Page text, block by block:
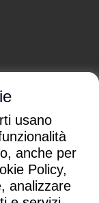
usano
anche per
Policy,
analizzare